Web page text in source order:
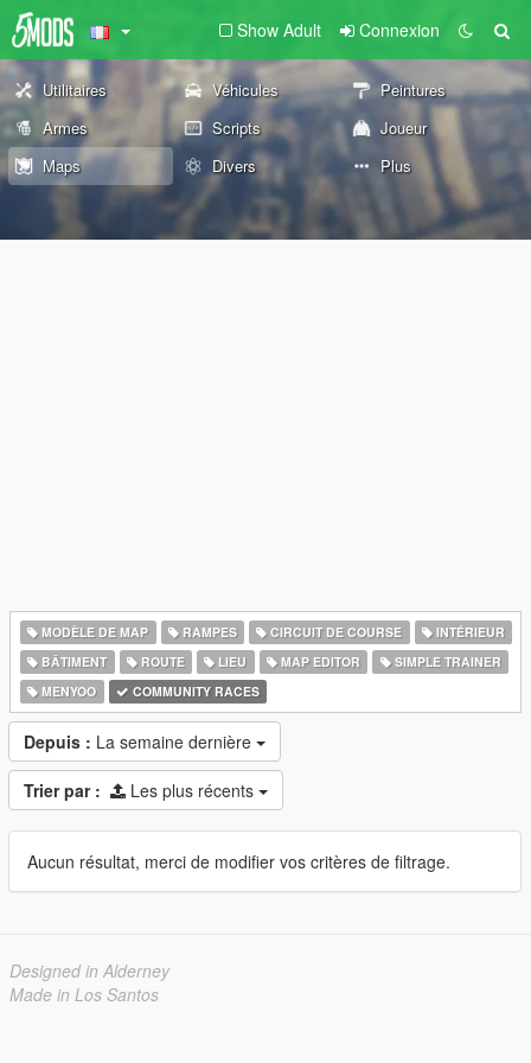
Show Adult Connexion
Utilitaires Véhicules
Peintures
Armes
Scripts
Joueur
Maps
Divers Plus
MODÈLE DE MAP RAMPES CIRCUIT DE COURSE
INTÉRIEUR
BÂTIMENT
ROUTE LIEU MAP EDITOR
SIMPLE TRAINER
MENYOO
COMMUNITY RACES
Depuis : La semaine dernière
Trier par : Les plus récents
Aucun résultat, merci de modifier vos critères de filtrage.
Designed in Alderney
Made in Los Santos